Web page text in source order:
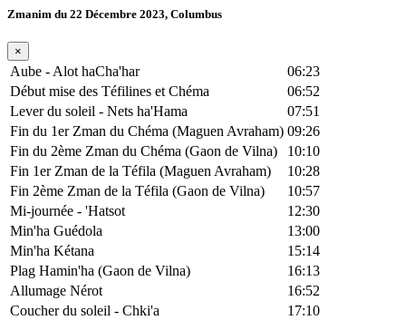
Zmanim du 22 Décembre 2023, Columbus
×
Aube - Alot haCha'har
06:23
Début mise des Téfilines et Chéma
06:52
Lever du soleil - Nets ha'Hama
07:51
Fin du 1er Zman du Chéma (Maguen Avraham) 09:26
Fin du 2ème Zman du Chéma (Gaon de Vilna)
10:10
Fin 1er Zman de la Téfila (Maguen Avraham)
10:28
Fin 2ème Zman de la Téfila (Gaon de Vilna)
10:57
Mi-journée - 'Hatsot
12:30
Min'ha Guédola
13:00
Min'ha Kétana
15:14
Plag Hamin'ha (Gaon de Vilna)
16:13
Allumage Nérot
16:52
Coucher du soleil - Chki'a
17:10